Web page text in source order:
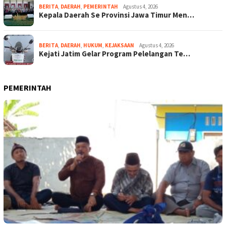
BERITA DAERAH PEMERINTAH Agustus 4, 2026
Kepala Daerah Se Provinsi Jawa Timur Men…
BERITA DAERAH HUKUM KEJAKSAAN Agustus 4, 2026
Kejati Jatim Gelar Program Pelelangan Te…
PEMERINTAH